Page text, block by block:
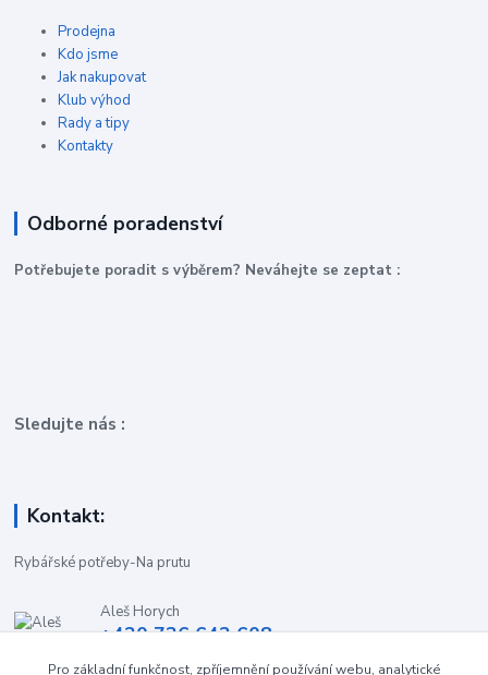
Prodejna
Kdo jsme
Jak nakupovat
Klub výhod
Rady a tipy
Kontakty
Odborné poradenství
Potřebujete poradit s výběrem? Neváhejte se zeptat :
Sledujte nás :
Kontakt:
Rybářské potřeby-Na prutu
Aleš Horych
+420 736 642 608
Pro základní funkčnost, zpříjemnění používání webu, analytické